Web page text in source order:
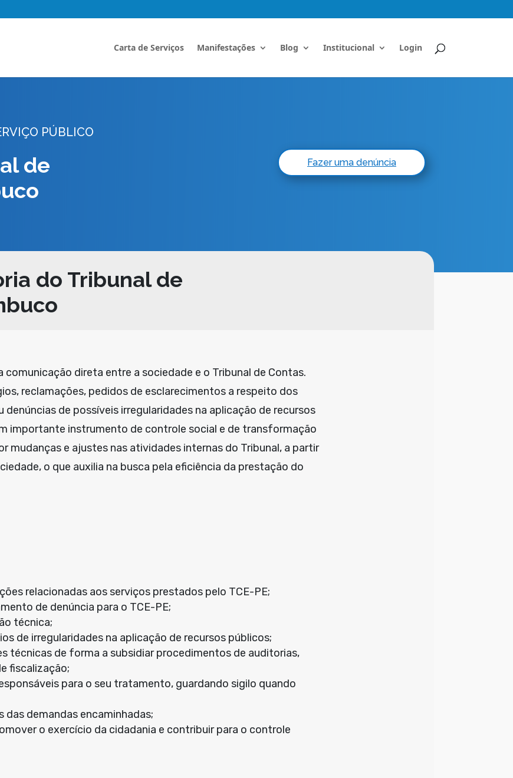
Carta de Serviços Manifestações Blog Institucional Login
PÚBLICO
de
Fazer uma denúncia
do Tribunal de
comunicação direta entre a sociedade e o Tribunal de Contas.
reclamações, pedidos de esclarecimentos a respeito dos
de possíveis irregularidades na aplicação de recursos
importante instrumento de controle social e de transformação
mudanças e ajustes nas atividades internas do Tribunal, a partir
o que auxilia na busca pela eficiência da prestação do
relacionadas aos serviços prestados pelo TCE-PE;
de denúncia para o TCE-PE;
técnica;
de irregularidades na aplicação de recursos públicos;
técnicas de forma a subsidiar procedimentos de auditorias,
fiscalização;
para o seu tratamento, guardando sigilo quando
demandas encaminhadas;
o exercício da cidadania e contribuir para o controle